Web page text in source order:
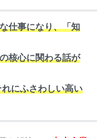
仕事になり、「知
核心に関わる話が
にふさわしい高い